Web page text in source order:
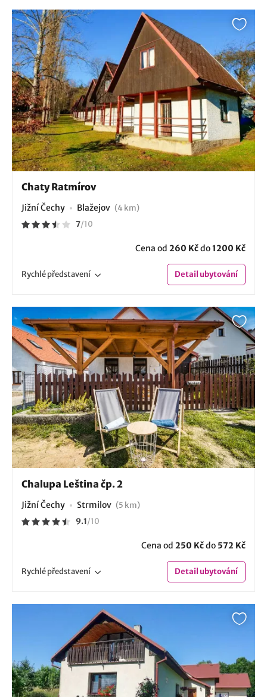
Chaty Ratmírov
Jižní Čechy Blažejov (4 km)
7/10
Cena od 260 Kčdo1200 Kč
Rychlépředstavení Detailubytování
Chalupa Leština čp. 2
Jižní Čechy Strmilov (5 km)
9.1/10
Cena od 250 Kčdo 572 Kč
Rychlépředstavení Detailubytování